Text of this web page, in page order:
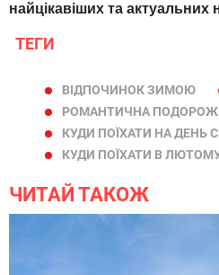
найцікавіших та актуальних
ТЕГИ
ВІДПОЧИНОК ЗИМОЮ
РОМАНТИЧНА ПОДОРОЖ
КУДИ ПОЇХАТИ НА ДЕНЬ
КУДИ ПОЇХАТИ В
ЧИТАЙ ТАКОЖ